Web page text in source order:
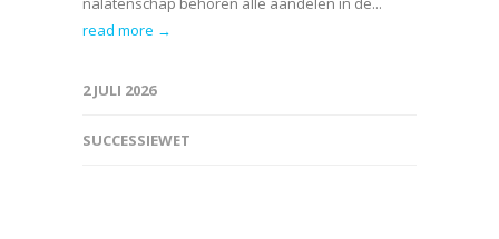
read more →
2 JULI 2026
SUCCESSIEWET